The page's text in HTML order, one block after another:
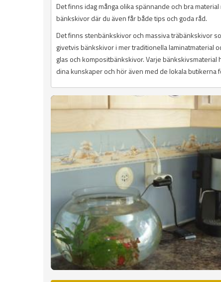
Det finns idag många olika spännande och bra
bänkskivor där du även får både tips och goda råd.
Det finns stenbänkskivor och massiva träbänkskivor
givetvis bänkskivor i mer traditionella laminatmaterial
glas och kompositbänkskivor. Varje
dina kunskaper och hör även med de lokala butikerna